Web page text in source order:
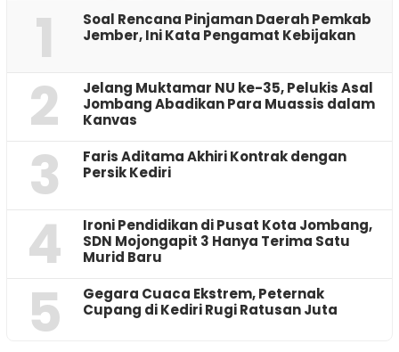
1
‎Soal Rencana Pinjaman Daerah Pemkab
Jember, Ini Kata Pengamat Kebijakan ‎
2
Jelang Muktamar NU ke-35, Pelukis Asal
Jombang Abadikan Para Muassis dalam
Kanvas
3
Faris Aditama Akhiri Kontrak dengan
Persik Kediri
4
Ironi Pendidikan di Pusat Kota Jombang,
SDN Mojongapit 3 Hanya Terima Satu
Murid Baru
5
‎Gegara Cuaca Ekstrem, Peternak
Cupang di Kediri Rugi Ratusan Juta